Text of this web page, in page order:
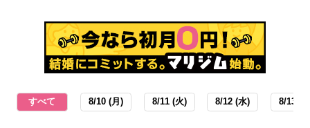
すべて 8/10 (月) 8/11 (火) 8/12 (水) 8/13 (